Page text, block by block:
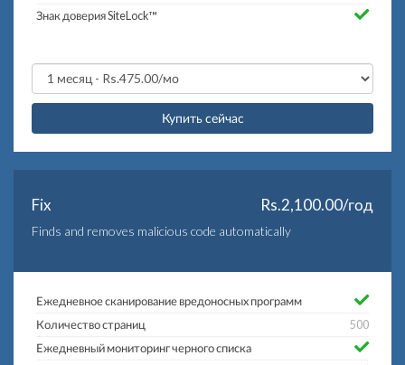
Знак доверия SiteLock™
Купить сейчас
Fix Rs.2,100.00/год
Finds and removes malicious code automatically
Ежедневное сканирование вредоносных программ
Количество страниц
500
Ежедневный мониторинг черного списка